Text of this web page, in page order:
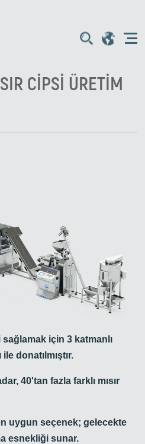
CİPSİ ÜRETİM
için 3 katmanlı
donatılmıştır.
40'tan fazla farklı mısır
uygun seçenek; gelecekte
esnekliği sunar.